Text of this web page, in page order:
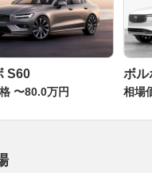
S60
〜80.0万円
ボル
相場